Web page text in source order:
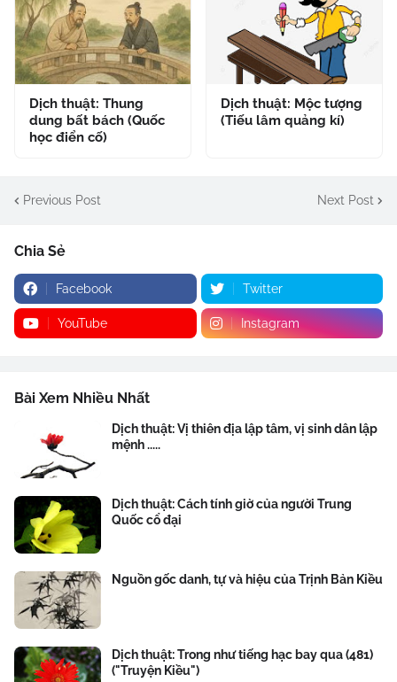
Dịch thuật: Thung
dung bất bách (Quốc
học điển cố)
Dịch thuật: Mộc tượng
(Tiếu lâm quảng kí)
Previous Post Next Post
Chia Sẻ
Facebook Twitter
YouTube Instagram
Bài Xem Nhiều Nhất
Dịch thuật: Vị thiên địa lập tâm, vị sinh dân lập
mệnh .....
Dịch thuật: Cách tính giờ của người Trung
Quốc cổ đại
Nguồn gốc danh, tự và hiệu của Trịnh Bản Kiều
Dịch thuật: Trong như tiếng hạc bay qua (481)
("Truyện Kiều")